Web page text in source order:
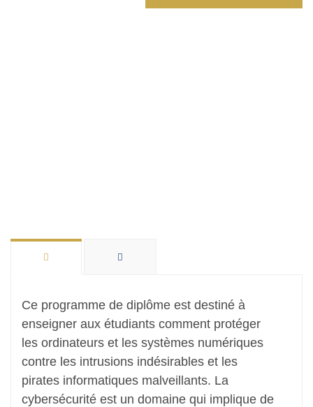
Ce programme de diplôme est destiné à
enseigner aux étudiants comment protéger
les ordinateurs et les systèmes numériques
contre les intrusions indésirables et les
pirates informatiques malveillants. La
cybersécurité est un domaine qui implique de